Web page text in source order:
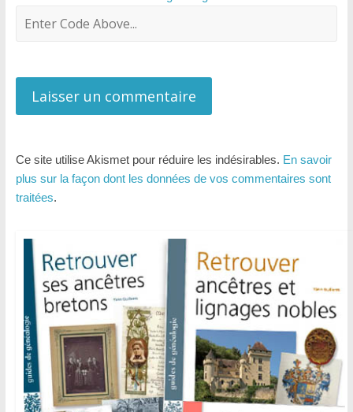
Ce site utilise Akismet pour réduire les indésirables. En savoir
plus sur la façon dont les données de vos commentaires sont
traitées.